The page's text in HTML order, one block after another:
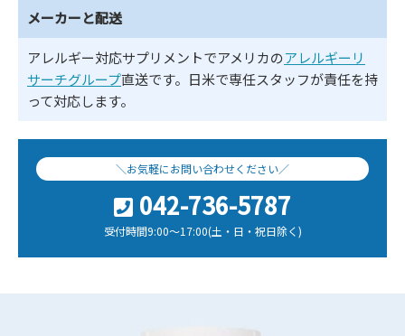
メーカーと配送
アレルギー対応サプリメントでアメリカのアレルギーリ
サーチグループ直送です。日米で専任スタッフが責任を持
って対応します。
＼お気軽にお問い合わせください／
042-736-5787
受付時間9:00～17:00(土・日・祝日除く)